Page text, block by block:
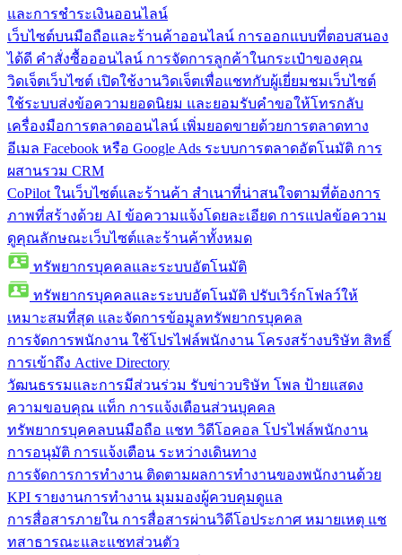
และการชำระเงินออนไลน์
เว็บไซต์บนมือถือและร้านค้าออนไลน์ การออกแบบที่ตอบสนอง
ได้ดี คำสั่งซื้อออนไลน์ การจัดการลูกค้าในกระเป๋าของคุณ
วิดเจ็ตเว็บไซต์ เปิดใช้งานวิดเจ็ตเพื่อแชทกับผู้เยี่ยมชมเว็บไซต์
ใช้ระบบส่งข้อความยอดนิยม และยอมรับคำขอให้โทรกลับ
เครื่องมือการตลาดออนไลน์ เพิ่มยอดขายด้วยการตลาดทาง
อีเมล Facebook หรือ Google Ads ระบบการตลาดอัตโนมัติ การ
ผสานรวม CRM
CoPilot ในเว็บไซต์และร้านค้า สำเนาที่น่าสนใจตามที่ต้องการ
ภาพที่สร้างด้วย AI ข้อความแจ้งโดยละเอียด การแปลข้อความ
ดูคุณลักษณะเว็บไซต์และร้านค้าทั้งหมด
ทรัพยากรบุคคลและระบบอัตโนมัติ
ทรัพยากรบุคคลและระบบอัตโนมัติ ปรับเวิร์กโฟลว์ให้
เหมาะสมที่สุด และจัดการข้อมูลทรัพยากรบุคคล
การจัดการพนักงาน ใช้โปรไฟล์พนักงาน โครงสร้างบริษัท สิทธิ์
การเข้าถึง Active Directory
วัฒนธรรมและการมีส่วนร่วม รับข่าวบริษัท โพล ป้ายแสดง
ความขอบคุณ แท็ก การแจ้งเตือนส่วนบุคคล
ทรัพยากรบุคคลบนมือถือ แชท วิดีโอคอล โปรไฟล์พนักงาน
การอนุมัติ การแจ้งเตือน ระหว่างเดินทาง
การจัดการการทำงาน ติดตามผลการทำงานของพนักงานด้วย
KPI รายงานการทำงาน มุมมองผู้ควบคุมดูแล
การสื่อสารภายใน การสื่อสารผ่านวิดีโอประกาศ หมายเหตุ แช
ทสาธารณะและแชทส่วนตัว